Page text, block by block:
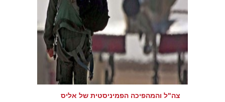
צה"ל והמהפיכה הפמיניסטית של אליס